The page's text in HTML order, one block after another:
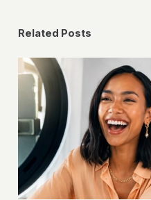
Related Posts